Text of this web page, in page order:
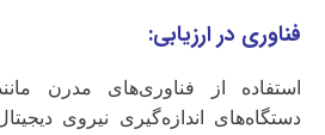
فناوری در ارزیابی:
استفاده از فناوری‌های مدرن
دستگاه‌های اندازه‌گیری نیروی